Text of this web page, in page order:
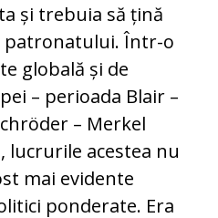
și trebuia să țină
patronatului. Într-o
globală și de
– perioada Blair –
– Merkel
lucrurile acestea nu
mai evidente
ponderate. Era